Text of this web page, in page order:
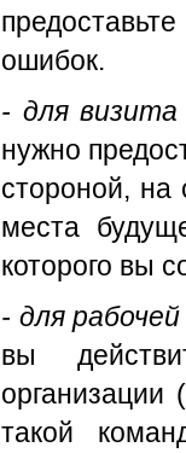
ошибок.
- для визита
нужно
стороной, на
места
которого вы
- для
вы
организации
такой